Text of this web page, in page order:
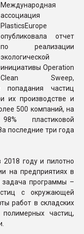
ПЕРЕЙТИ НА
Международная
ассоциация
PlasticsEurope
опубликовала отчет
по реализации
экологической
инициативы Operation
Clean Sweep,
попадания частиц
их производстве и
500 компаний, на
пластиковой
последние три года
году и пилотно
на предприятиях в
задача программы –
с окружающей
работ в складских
частиц,